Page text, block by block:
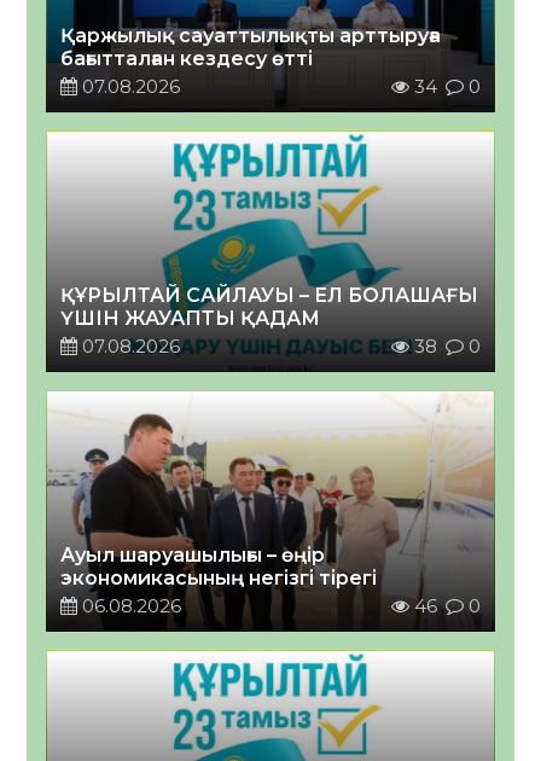
Қаржылық сауаттылықты арттыруға
бағытталған кездесу өтті
07.08.2026
34 0
ҚҰРЫЛТАЙ САЙЛАУЫ – ЕЛ БОЛАШАҒЫ
ҮШІН ЖАУАПТЫ ҚАДАМ
07.08.2026
38 0
Ауыл шаруашылығы – өңір
экономикасының негізгі тірегі
06.08.2026
46 0